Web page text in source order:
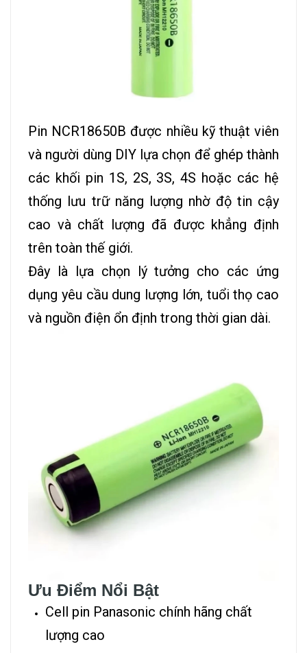
Pin NCR18650B được nhiều kỹ thuật viên
và người dùng DIY lựa chọn để ghép thành
các khối pin 1S, 2S, 3S, 4S hoặc các hệ
thống lưu trữ năng lượng nhờ độ tin cậy
cao và chất lượng đã được khẳng định
trên toàn thế giới.
Đây là lựa chọn lý tưởng cho các ứng
dụng yêu cầu dung lượng lớn, tuổi thọ cao
và nguồn điện ổn định trong thời gian dài.
Ưu Điểm Nổi Bật
Cell pin Panasonic chính hãng chất
lượng cao